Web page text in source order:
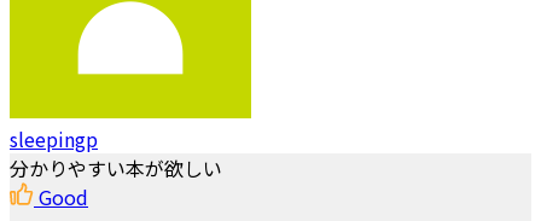
sleepingp
分かりやすい本が欲しい
Good